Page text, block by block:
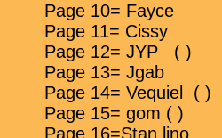
Page 10= Fayce
Page 11= Cissy
Page 12= JYP ( )
Page 13= Jgab
Page 14= Vequiel ( )
Page 15= gom ( )
Page 16=Stan lino